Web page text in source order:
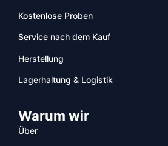
Kostenlose Proben
Service nach dem Kauf
Herstellung
Lagerhaltung & Logistik
Warum wir
Über